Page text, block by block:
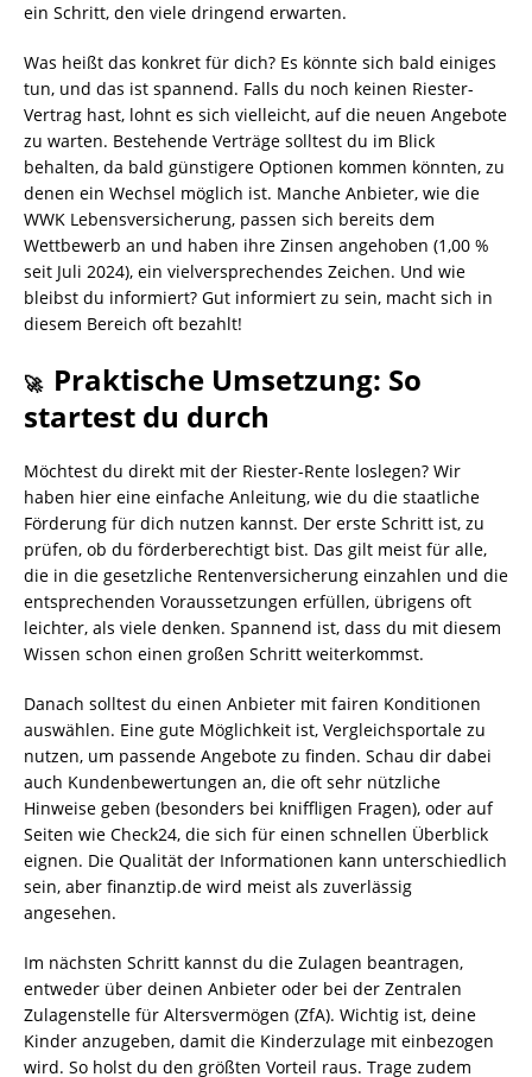
ein Schritt, den viele dringend erwarten.
Was heißt das konkret für dich? Es könnte sich bald einiges
tun, und das ist spannend. Falls du noch keinen Riester-
Vertrag hast, lohnt es sich vielleicht, auf die neuen Angebote
zu warten. Bestehende Verträge solltest du im Blick
behalten, da bald günstigere Optionen kommen könnten, zu
denen ein Wechsel möglich ist. Manche Anbieter, wie die
WWK Lebensversicherung, passen sich bereits dem
Wettbewerb an und haben ihre Zinsen angehoben (1,00 %
seit Juli 2024), ein vielversprechendes Zeichen. Und wie
bleibst du informiert? Gut informiert zu sein, macht sich in
diesem Bereich oft bezahlt!
🚀 Praktische Umsetzung: So
startest du durch
Möchtest du direkt mit der Riester-Rente loslegen? Wir
haben hier eine einfache Anleitung, wie du die staatliche
Förderung für dich nutzen kannst. Der erste Schritt ist, zu
prüfen, ob du förderberechtigt bist. Das gilt meist für alle,
die in die gesetzliche Rentenversicherung einzahlen und die
entsprechenden Voraussetzungen erfüllen, übrigens oft
leichter, als viele denken. Spannend ist, dass du mit diesem
Wissen schon einen großen Schritt weiterkommst.
Danach solltest du einen Anbieter mit fairen Konditionen
auswählen. Eine gute Möglichkeit ist, Vergleichsportale zu
nutzen, um passende Angebote zu finden. Schau dir dabei
auch Kundenbewertungen an, die oft sehr nützliche
Hinweise geben (besonders bei kniffligen Fragen), oder auf
Seiten wie Check24, die sich für einen schnellen Überblick
eignen. Die Qualität der Informationen kann unterschiedlich
sein, aber finanztip.de wird meist als zuverlässig
angesehen.
Im nächsten Schritt kannst du die Zulagen beantragen,
entweder über deinen Anbieter oder bei der Zentralen
Zulagenstelle für Altersvermögen (ZfA). Wichtig ist, deine
Kinder anzugeben, damit die Kinderzulage mit einbezogen
wird. So holst du den größten Vorteil raus. Trage zudem